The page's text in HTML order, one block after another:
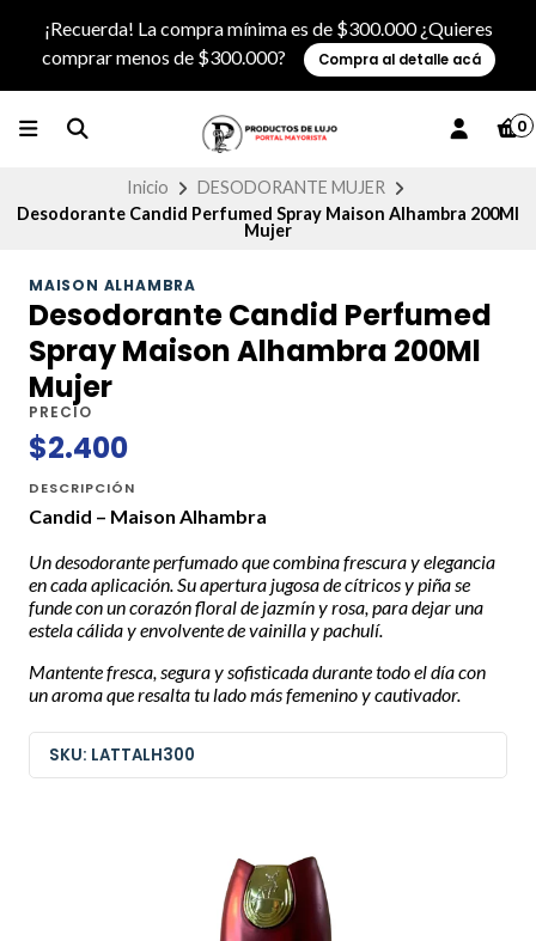
¡Recuerda! La compra mínima es de $300.000 ¿Quieres
comprar menos de $300.000?
Compra al detalle acá
0
Inicio
DESODORANTE MUJER
Desodorante Candid Perfumed Spray Maison Alhambra 200Ml
Mujer
MAISON ALHAMBRA
Desodorante Candid Perfumed
Spray Maison Alhambra 200Ml
Mujer
PRECIO
$2.400
DESCRIPCIÓN
Candid – Maison Alhambra
Un desodorante perfumado que combina frescura y elegancia
en cada aplicación. Su apertura jugosa de cítricos y piña se
funde con un corazón floral de jazmín y rosa, para dejar una
estela cálida y envolvente de vainilla y pachulí.
Mantente fresca, segura y sofisticada durante todo el día con
un aroma que resalta tu lado más femenino y cautivador.
SKU: LATTALH300